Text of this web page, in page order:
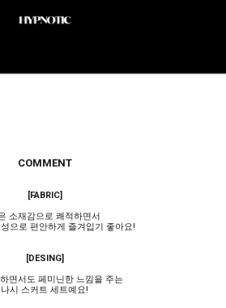
COMMENT
[FABRIC]
소재감으로 쾌적하면서
으로 편안하게 즐겨입기 좋아요!
[DESING]
면서도 페미닌한 느낌을 주는
나시 스커트 세트예요!